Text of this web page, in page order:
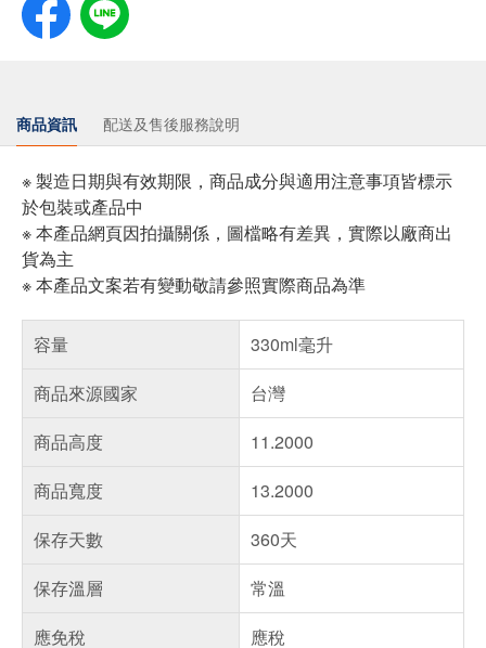
商品資訊 配送及售後服務說明
※ 製造日期與有效期限，商品成分與適用注意事項皆標示
於包裝或產品中
※ 本產品網頁因拍攝關係，圖檔略有差異，實際以廠商出
貨為主
※ 本產品文案若有變動敬請參照實際商品為準
容量
330ml毫升
商品來源國家
台灣
商品高度
11.2000
商品寬度
13.2000
保存天數
360天
保存溫層
常溫
應免稅
應稅